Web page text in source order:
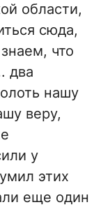
области,
сюда,
что
два
нашу
веру,
у
этих
еще один